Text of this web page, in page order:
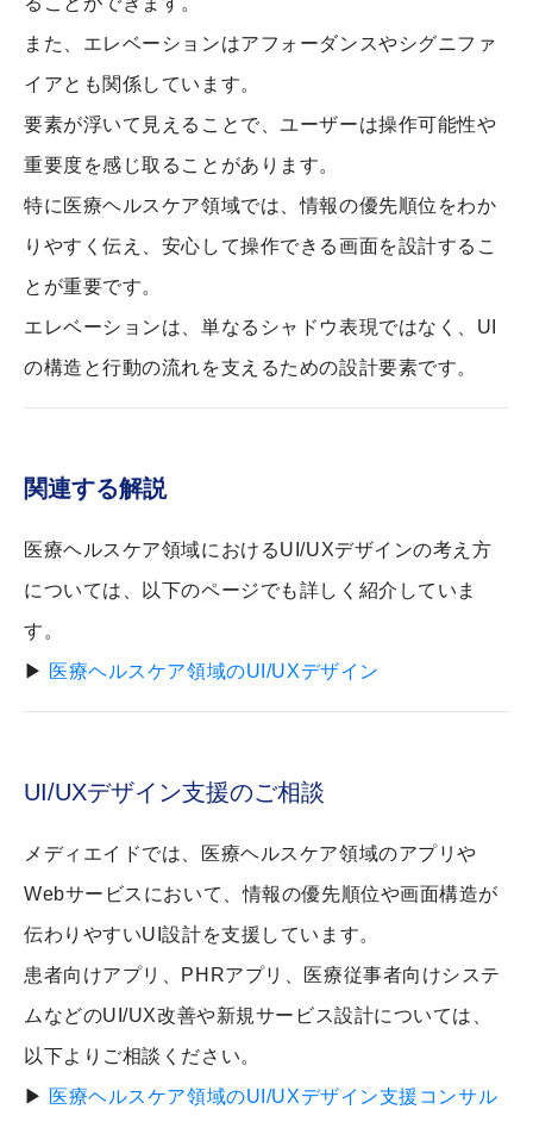
また、エレベーションはアフォーダンスやシグニファ
イアとも関係しています。
要素が浮いて見えることで、ユーザーは操作可能性や
重要度を感じ取ることがあります。
特に医療ヘルスケア領域では、情報の優先順位をわか
りやすく伝え、安心して操作できる画面を設計するこ
とが重要です。
エレベーションは、単なるシャドウ表現ではなく、UI
の構造と行動の流れを支えるための設計要素です。
関連する解説
医療ヘルスケア領域におけるUI/UXデザインの考え方
については、以下のページでも詳しく紹介していま
す。
▶ 医療ヘルスケア領域のUI/UXデザイン
UI/UXデザイン支援のご相談
メディエイドでは、医療ヘルスケア領域のアプリや
Webサービスにおいて、情報の優先順位や画面構造が
伝わりやすいUI設計を支援しています。
患者向けアプリ、PHRアプリ、医療従事者向けシステ
ムなどのUI/UX改善や新規サービス設計については、
以下よりご相談ください。
▶ 医療ヘルスケア領域のUI/UXデザイン支援コンサル